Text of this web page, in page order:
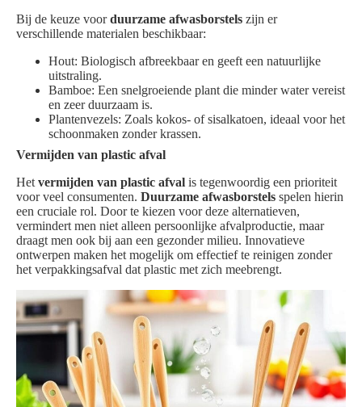
Bij de keuze voorduurzame afwasborstels zijn er
verschillende materialen beschikbaar:
Hout: Biologisch afbreekbaar en geeft een natuurlijke
uitstraling.
Bamboe: Een snelgroeiende plant die minder water vereist
en zeer duurzaam is.
Plantenvezels: Zoals kokos- of sisalkatoen, ideaal voor het
schoonmaken zonder krassen.
Vermijden van plastic afval
Het vermijden van plastic afval is tegenwoordig een prioriteit
voor veel consumenten. Duurzame afwasborstels spelen hierin
een cruciale rol. Door te kiezen voor deze alternatieven,
vermindert men niet alleen persoonlijke afvalproductie, maar
draagt men ook bij aan een gezonder milieu. Innovatieve
ontwerpen maken het mogelijk om effectief te reinigen zonder
het verpakkingsafval dat plastic met zich meebrengt.